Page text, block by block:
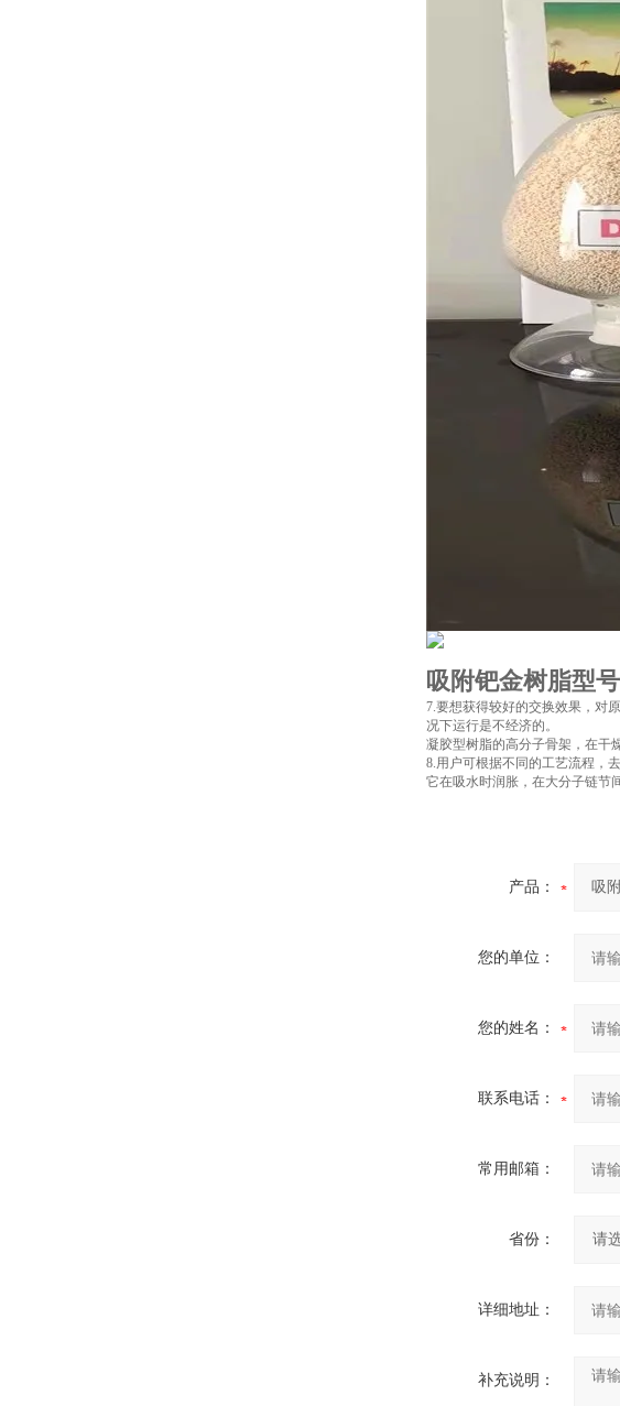
吸附钯金树脂型
7.要想获得较好的交换效果，对
况下运行是不经济的。
凝胶型树脂的高分子骨架，在干
8.用户可根据不同的工艺流程，
它在吸水时润胀，在大分子链节
产品：
您的单位：
您的姓名：
联系电话：
常用邮箱：
省份：
详细地址：
补充说明：